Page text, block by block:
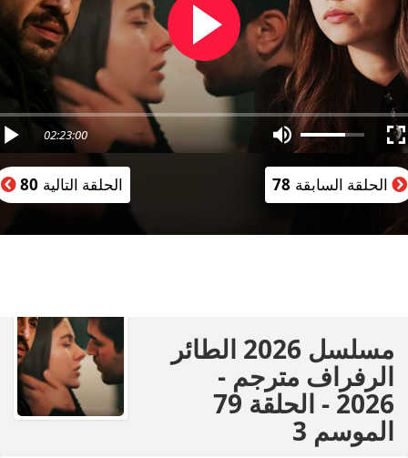
02:23:00
الحلقة السابقة 78 الحلقة التالية 80
مسلسل 2026 الطائر
الرفراف مترجم -
2026 - الحلقة 79
الموسم 3